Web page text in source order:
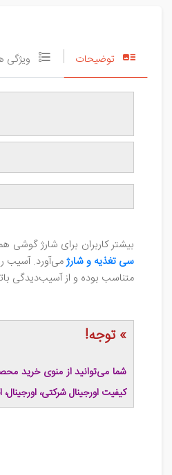
توضیحات
بیشتر کاربران برای شارژ گوشی
سی تغذیه و شارژمی‌آورد. آسیب
متناسب بوده و از آسیب‌دیدگی
» توجه!
شما می‌توانید از منوی خرید
کیفیت اورجینال شرکتی،